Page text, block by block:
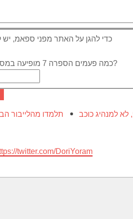
כדי להגן על האתר מפני ספאמ, יש
כמה פעמים הספרה 7 מופיעה במספר: 17,374,327?
לא למנהיג כוכב
תלמדו מהלייבור
twitter.com/DoriYoram